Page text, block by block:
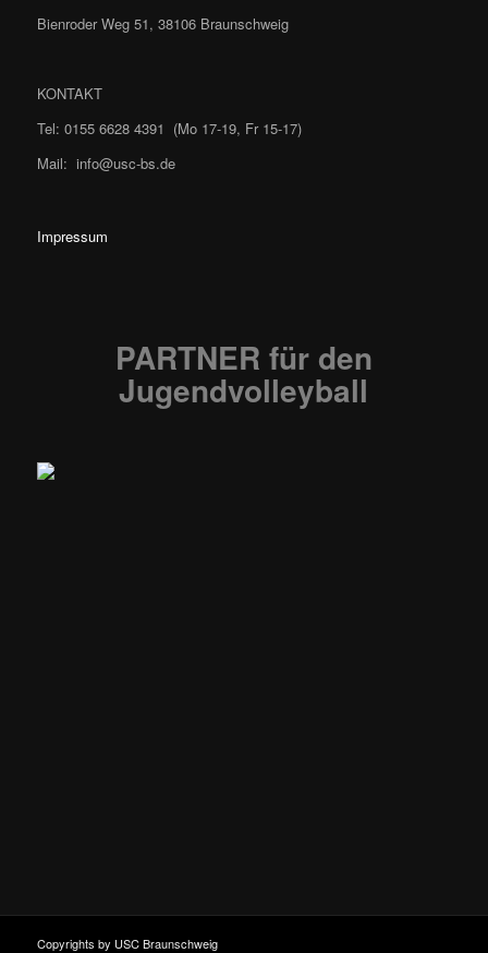
Bienroder Weg 51, 38106 Braunschweig
KONTAKT
Tel: 0155 6628 4391 (Mo 17-19, Fr 15-17)
Mail: info@usc-bs.de
Impressum
PARTNER für den
Jugendvolleyball
Copyrights by USC Braunschweig